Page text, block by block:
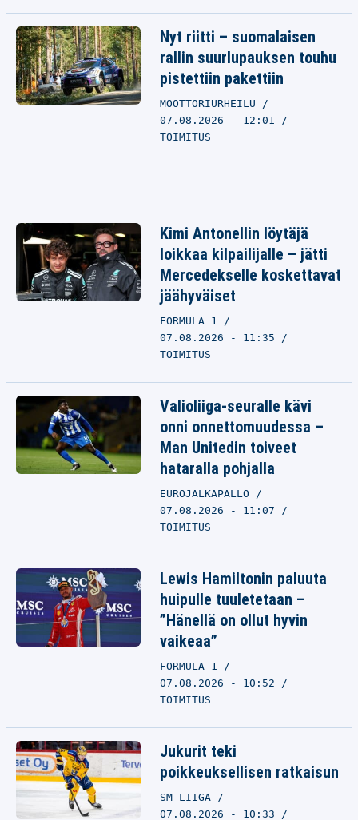
Nyt riitti – suomalaisen
rallin suurlupauksen touhu
pistettiin pakettiin
MOOTTORIURHEILU
07.08.2026 - 12:01
TOIMITUS
Kimi Antonellin löytäjä
loikkaa kilpailijalle – jätti
Mercedekselle koskettavat
jäähyväiset
FORMULA 1
07.08.2026 - 11:35
TOIMITUS
Valioliiga-seuralle kävi
onni onnettomuudessa –
Man Unitedin toiveet
hataralla pohjalla
EUROJALKAPALLO
07.08.2026 - 11:07
TOIMITUS
Lewis Hamiltonin paluuta
huipulle tuuletetaan –
”Hänellä on ollut hyvin
vaikeaa”
FORMULA 1
07.08.2026 - 10:52
TOIMITUS
Jukurit teki
poikkeuksellisen ratkaisun
SM-LIIGA
07.08.2026 - 10:33